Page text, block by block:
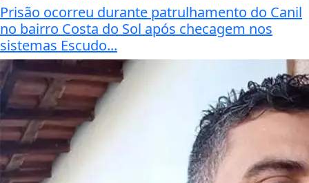
Prisão ocorreu durante patrulhamento do Canil
no bairro Costa do Sol após checagem nos
sistemas Escudo...